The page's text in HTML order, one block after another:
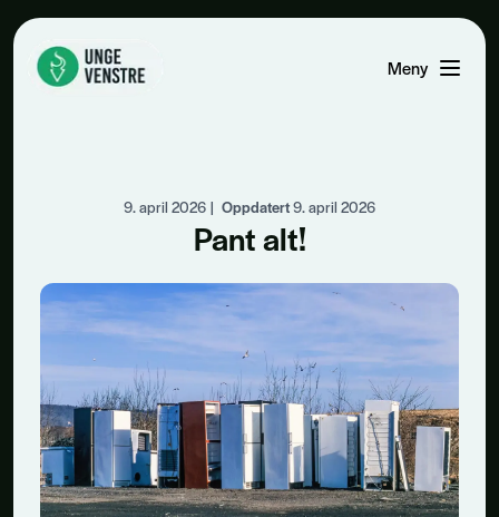
MenyÅpne
9. april 2026 | Oppdatert9. april 2026
Pant alt!